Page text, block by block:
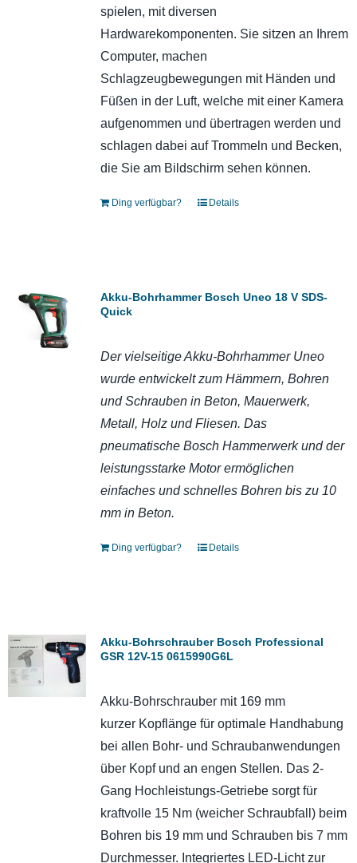
spielen, mit diversen
Hardwarekomponenten. Sie sitzen an Ihrem
Computer, machen
Schlagzeugbewegungen mit Händen und
Füßen in der Luft, welche mit einer Kamera
aufgenommen und übertragen werden und
schlagen dabei auf Trommeln und Becken,
die Sie am Bildschirm sehen können.
Ding verfügbar? Details
Akku-Bohrhammer Bosch Uneo 18 V SDS-
Quick
Der vielseitige Akku-Bohrhammer Uneo
wurde entwickelt zum Hämmern, Bohren
und Schrauben in Beton, Mauerwerk,
Metall, Holz und Fliesen. Das
pneumatische Bosch Hammerwerk und der
leistungsstarke Motor ermöglichen
einfaches und schnelles Bohren bis zu 10
mm in Beton.
Ding verfügbar? Details
Akku-Bohrschrauber Bosch Professional
GSR 12V-15 0615990G6L
Akku-Bohrschrauber mit 169 mm
kurzer Kopflänge für optimale Handhabung
bei allen Bohr- und Schraubanwendungen
über Kopf und an engen Stellen. Das 2-
Gang Hochleistungs-Getriebe sorgt für
kraftvolle 15 Nm (weicher Schraubfall) beim
Bohren bis 19 mm und Schrauben bis 7 mm
Durchmesser. Integriertes LED-Licht zur